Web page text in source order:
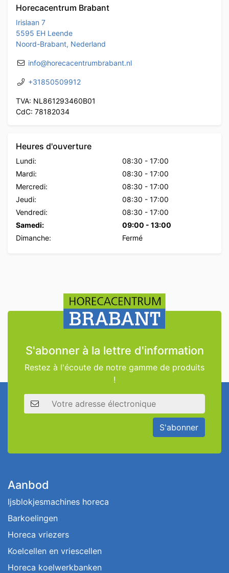
Horecacentrum Brabant
Irislaan 7
5595 EH Leende
Noord-Brabant, Nederland
info@horecacentrumbrabant.nl
+31850509912
TVA: NL861293460B01
CdC: 78182034
Heures d'ouverture
Lundi: 08:30 - 17:00
Mardi:
08:30 - 17:00
Mercredi:
08:30 - 17:00
Jeudi:
08:30 - 17:00
Vendredi:
08:30 - 17:00
Samedi:
09:00 - 13:00
Dimanche:
Fermé
S'abonner à la lettre d'information
Restez à l'écoute de notre gamme de produits
!
Adresse électronique
S'abonner
Aanbod
Ijsblokjesmachines horeca
Barkoelingen
Horeca vriezers
Koelcellen en vriescellen
Horeca koelwerkbanken